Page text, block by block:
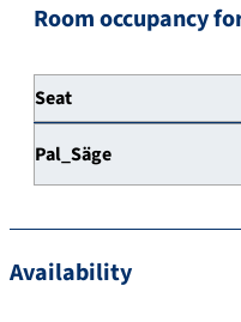
Room occupancy
Seat
Pal_Säge
Availability